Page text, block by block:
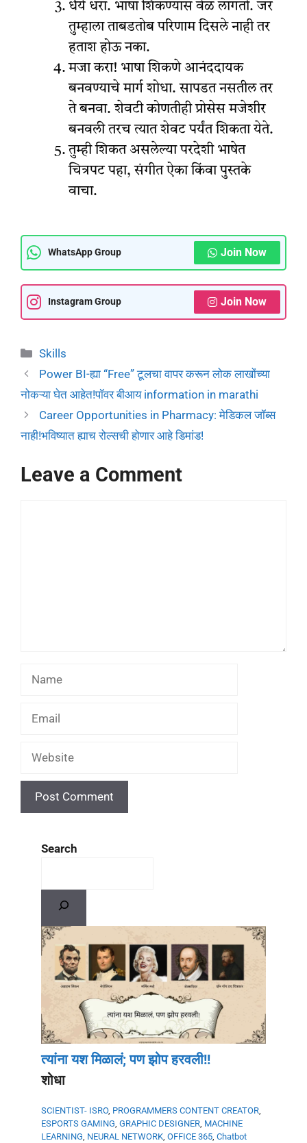
धैर्य धरा. भाषा शिकण्यास वेळ लागतो. जर
तुम्हाला ताबडतोब परिणाम दिसले नाही तर
हताश होऊ नका.
मजा करा! भाषा शिकणे आनंददायक
बनवण्याचे मार्ग शोधा. सापडत नसतील तर
ते बनवा. शेवटी कोणतीही प्रोसेस मजेशीर
बनवली तरच त्यात शेवट पर्यंत शिकता येते.
तुम्ही शिकत असलेल्या परदेशी भाषेत
चित्रपट पहा, संगीत ऐका किंवा पुस्तके
वाचा.
WhatsApp Group Join Now
Instagram Group Join Now
Skills
Power BI-ह्या “Free” टूलचा वापर करून लोक लाखोंच्या
नोकऱ्या घेत आहेत!पॉवर बीआय information in marathi
Career Opportunities in Pharmacy: मेडिकल जॉब्स
नाही!भविष्यात ह्याच रोल्सची होणार आहे डिमांड!
Leave a Comment
Search
त्यांना यश मिळालं; पण झोप हरवली!!
शोधा
SCIENTIST- ISRO, PROGRAMMERS CONTENT CREATOR,
ESPORTS GAMING, GRAPHIC DESIGNER, MACHINE
LEARNING, NEURAL NETWORK, OFFICE 365, Chatbot